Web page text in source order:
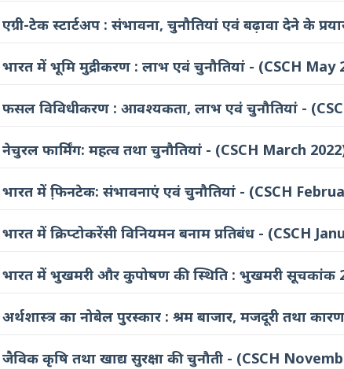
एग्री-टेक स्टार्टअप : संभावना, चुनौतियां एवं बढ़ावा देने के
भारत में भूमि मुद्रीकरण : लाभ एवं चुनौतियां - (CSCH May
फसल विविधीकरण : आवश्यकता, लाभ एवं चुनौतियां -
नेचुरल फार्मिंग: महत्व तथा चुनौतियां - (CSCH March
भारत में फि़नटेक: संभावनाएं एवं चुनौतियां - (CSCH
भारत में क्रिप्टोकरेंसी विनियमन बनाम प्रतिबंध - (CSCH
भारत में भुखमरी और कुपोषण की स्थिति : भुखमरी सूचकांक
अर्थशास्त्र का नोबेल पुरस्कार : श्रम बाजार, मजदूरी तथा
जैविक कृषि तथा खाद्य सुरक्षा की चुनौती - (CSCH